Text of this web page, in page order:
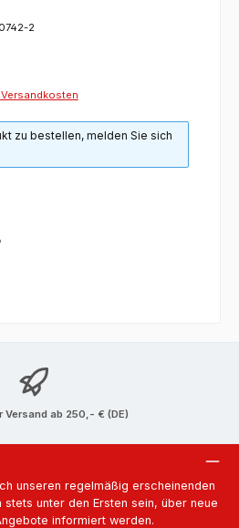
2
zu bestellen, melden Sie sich
Versand ab 250,- € (DE)
unseren regelmäßig erscheinenden
unter den Ersten sein, über neue
informiert werden.